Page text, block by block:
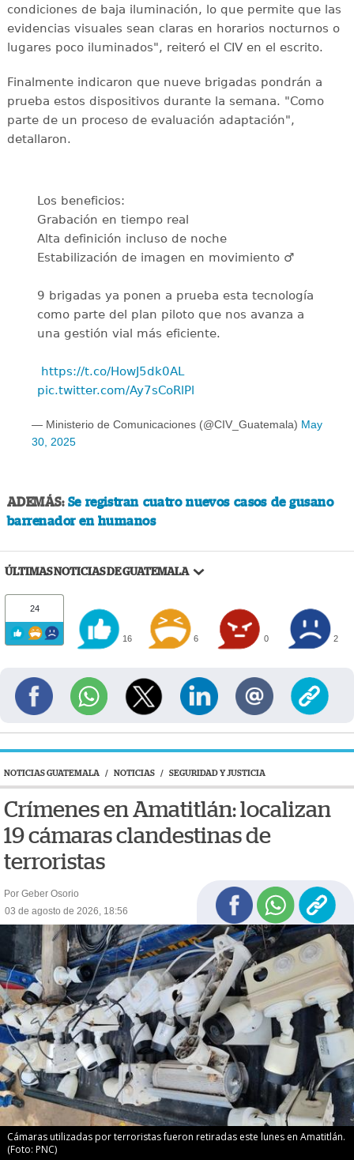
condiciones de baja iluminación, lo que permite que las
evidencias visuales sean claras en horarios nocturnos o
lugares poco iluminados", reiteró el CIV en el escrito.
Finalmente indicaron que nueve brigadas pondrán a
prueba estos dispositivos durante la semana. "Como
parte de un proceso de evaluación adaptación",
detallaron.
Los beneficios:
Grabación en tiempo real
Alta definición incluso de noche
Estabilización de imagen en movimiento ‍♂️
9 brigadas ya ponen a prueba esta tecnología
como parte del plan piloto que nos avanza a
una gestión vial más eficiente.
https://t.co/HowJ5dk0AL
pic.twitter.com/Ay7sCoRlPl
— Ministerio de Comunicaciones (@CIV_Guatemala) May
30, 2025
ADEMÁS: Se registran cuatro nuevos casos de gusano
barrenador en humanos
ÚLTIMAS NOTICIAS DE GUATEMALA
24
16 6 0 2
NOTICIAS GUATEMALA / NOTICIAS / SEGURIDAD Y JUSTICIA
Crímenes en Amatitlán: localizan
19 cámaras clandestinas de
terroristas
Por Geber Osorio
03 de agosto de 2026, 18:56
Cámaras utilizadas por terroristas fueron retiradas este lunes en Amatitlán.
(Foto: PNC)